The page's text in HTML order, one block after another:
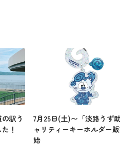
駅う
！
7月25日(土)〜「淡路うず
ャリティーキーホルダー
始